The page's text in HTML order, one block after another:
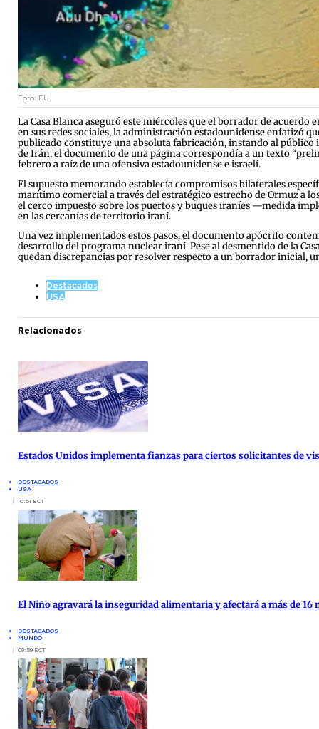
Foto: EU.
La Casa Blanca aseguró este miércoles que el borrador de
en sus redes sociales, la administración estadounidense enfatizó
publicado constituye una absoluta fabricación, instando al público
de Irán, el documento de una página correspondía a un texto
febrero a raíz de una ofensiva estadounidense e israelí.
El supuesto memorando establecía compromisos bilaterales
marítimo comercial a través del estratégico estrecho de Ormuz a
el cerco impuesto sobre los puertos y buques iraníes —medida
en las cercanías de territorio iraní.
Una vez implementados estos pasos, el documento apócrifo
desarrollo del programa nuclear iraní. Pese al desmentido de la
quedan discrepancias por resolver respecto a un borrador inicial,
Destacados
USA
Relacionados
Estados Unidos implementa fianzas para ciertos solicitantes de
DESTACADOS
USA
10:51 ECT
El Niño agravará la inseguridad alimentaria y afectará a más de
DESTACADOS
MUNDO
09:59 ECT